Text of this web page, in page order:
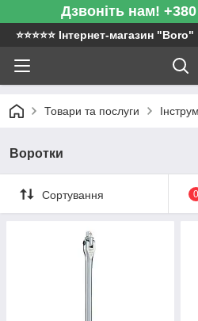
Дзвоніть нам!
⭐️⭐️⭐️⭐️⭐️ Інтернет-магазин "Boro"
Товари та послуги
Воротки
Сортування 0